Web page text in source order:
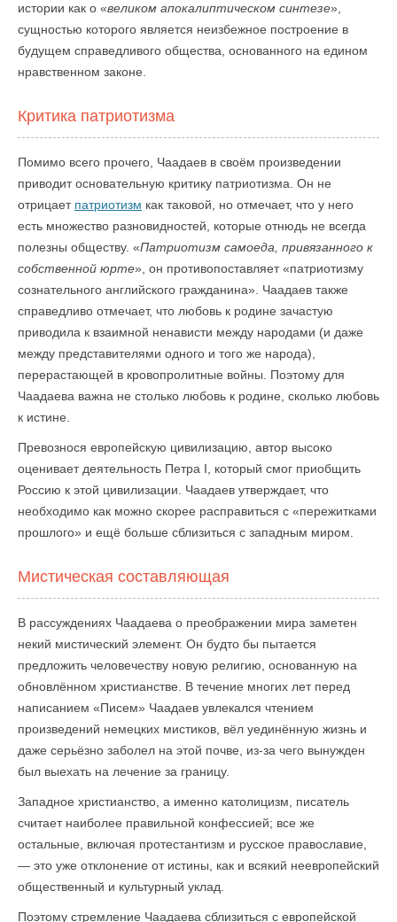
истории как о «великом апокалиптическом синтезе»,
сущностью которого является неизбежное построение в
будущем справедливого общества, основанного на едином
нравственном законе.
Критика патриотизма
Помимо всего прочего, Чаадаев в своём произведении
приводит основательную критику патриотизма. Он не
отрицает патриотизм как таковой, но отмечает, что у него
есть множество разновидностей, которые отнюдь не всегда
полезны обществу. «Патриотизм самоеда, привязанного к
собственной юрте», он противопоставляет «патриотизму
сознательного английского гражданина». Чаадаев также
справедливо отмечает, что любовь к родине зачастую
приводила к взаимной ненависти между народами (и даже
между представителями одного и того же народа),
перерастающей в кровопролитные войны. Поэтому для
Чаадаева важна не столько любовь к родине, сколько любовь
к истине.
Превознося европейскую цивилизацию, автор высоко
оценивает деятельность Петра I, который смог приобщить
Россию к этой цивилизации. Чаадаев утверждает, что
необходимо как можно скорее расправиться с «пережитками
прошлого» и ещё больше сблизиться с западным миром.
Мистическая составляющая
В рассуждениях Чаадаева о преображении мира заметен
некий мистический элемент. Он будто бы пытается
предложить человечеству новую религию, основанную на
обновлённом христианстве. В течение многих лет перед
написанием «Писем» Чаадаев увлекался чтением
произведений немецких мистиков, вёл уединённую жизнь и
даже серьёзно заболел на этой почве, из-за чего вынужден
был выехать на лечение за границу.
Западное христианство, а именно католицизм, писатель
считает наиболее правильной конфессией; все же
остальные, включая протестантизм и русское православие,
— это уже отклонение от истины, как и всякий неевропейский
общественный и культурный уклад.
Поэтому стремление Чаадаева сблизиться с европейской